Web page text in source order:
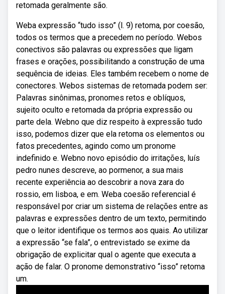
retomada geralmente são.
Weba expressão “tudo isso” (l. 9) retoma, por coesão,
todos os termos que a precedem no período. Webos
conectivos são palavras ou expressões que ligam
frases e orações, possibilitando a construção de uma
sequência de ideias. Eles também recebem o nome de
conectores. Webos sistemas de retomada podem ser:
Palavras sinônimas, pronomes retos e oblíquos,
sujeito oculto e retomada da própria expressão ou
parte dela. Webno que diz respeito à expressão tudo
isso, podemos dizer que ela retoma os elementos ou
fatos precedentes, agindo como um pronome
indefinido e. Webno novo episódio do irritações, luís
pedro nunes descreve, ao pormenor, a sua mais
recente experiência ao descobrir a nova zara do
rossio, em lisboa, e em. Weba coesão referencial é
responsável por criar um sistema de relações entre as
palavras e expressões dentro de um texto, permitindo
que o leitor identifique os termos aos quais. Ao utilizar
a expressão “se fala”, o entrevistado se exime da
obrigação de explicitar qual o agente que executa a
ação de falar. O pronome demonstrativo “isso” retoma
um.